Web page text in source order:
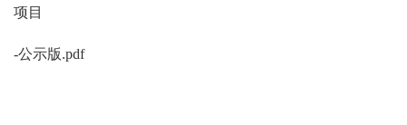
项目
-公示版.pdf